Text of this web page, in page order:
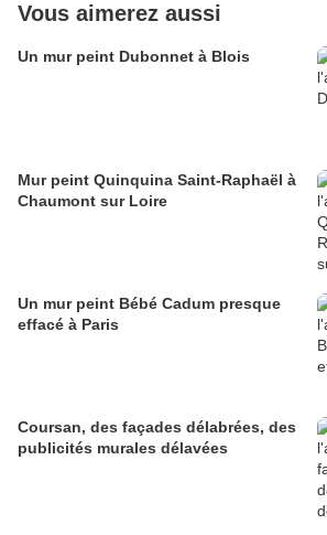
Vous aimerez aussi
Un mur peint Dubonnet à Blois
Mur peint Quinquina Saint-Raphaël à
Chaumont sur Loire
Un mur peint Bébé Cadum presque
effacé à Paris
Coursan, des façades délabrées, des
publicités murales délavées